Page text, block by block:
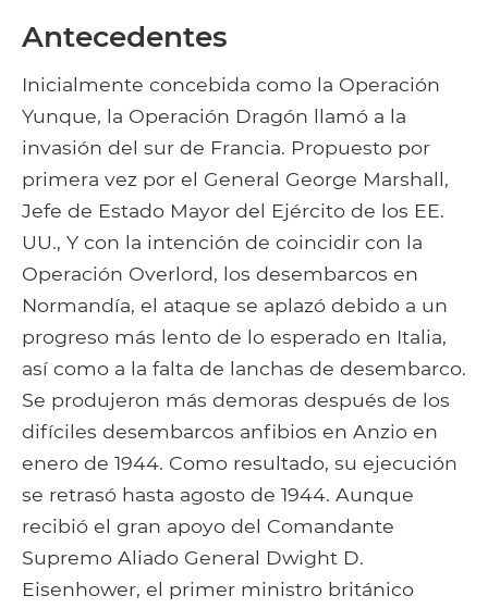
Antecedentes
Inicialmente concebida como la Operación
Yunque, la Operación Dragón llamó a la
invasión del sur de Francia. Propuesto por
primera vez por el General George Marshall,
Jefe de Estado Mayor del Ejército de los EE.
UU., Y con la intención de coincidir con la
Operación Overlord, los desembarcos en
Normandía, el ataque se aplazó debido a un
progreso más lento de lo esperado en Italia,
así como a la falta de lanchas de desembarco.
Se produjeron más demoras después de los
difíciles desembarcos anfibios en Anzio en
enero de 1944. Como resultado, su ejecución
se retrasó hasta agosto de 1944. Aunque
recibió el gran apoyo del Comandante
Supremo Aliado General Dwight D.
Eisenhower, el primer ministro británico